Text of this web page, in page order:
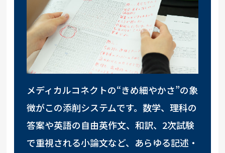
メディカルコネクトの“きめ細やかさ”の象
徴がこの添削システムです。数学、理科の
答案や英語の自由英作文、和訳、2次試験
で重視される小論文など、あらゆる記述・